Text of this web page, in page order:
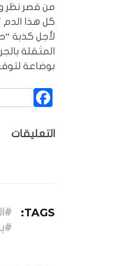
من قصر نظر
كل هذا
لأجل كذبة
المثقلة
بوضاعة
التعليقات
TAGS: